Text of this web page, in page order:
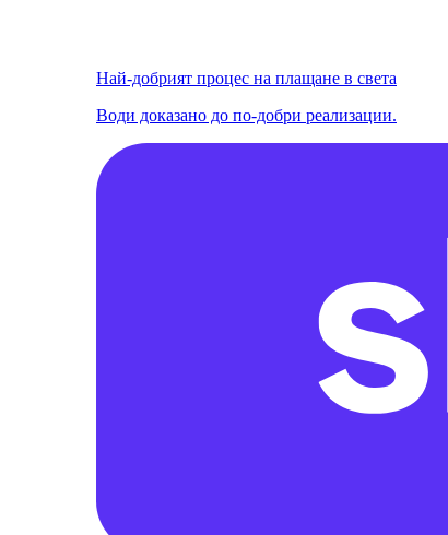
Най-добрият процес на плащане в света
Води доказано до по-добри реализации.